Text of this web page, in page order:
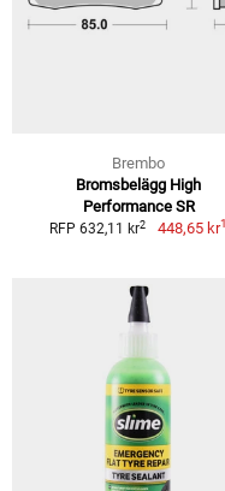
Brembo
Bromsbelägg High
Performance SR
RFP 632,11 kr2 448,65 kr1